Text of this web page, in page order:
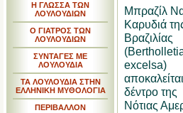
Η ΓΛΩΣΣΑ ΤΩΝ
ΛΟΥΛΟΥΔΙΩΝ
Ο ΓΙΑΤΡΟΣ ΤΩΝ
ΛΟΥΛΟΥΔΙΩΝ
ΣΥΝΤΑΓΕΣ ΜΕ
ΛΟΥΛΟΥΔΙΑ
ΤΑ ΛΟΥΛΟΥΔΙΑ ΣΤΗΝ
ΕΛΛΗΝΙΚΗ ΜΥΘΟΛΟΓΙΑ
ΠΕΡΙΒΑΛΛΟΝ
Mπραζίλ
Καρυδιά
Βραζιλίας
excelsa)
δέντρο της
Νότιας